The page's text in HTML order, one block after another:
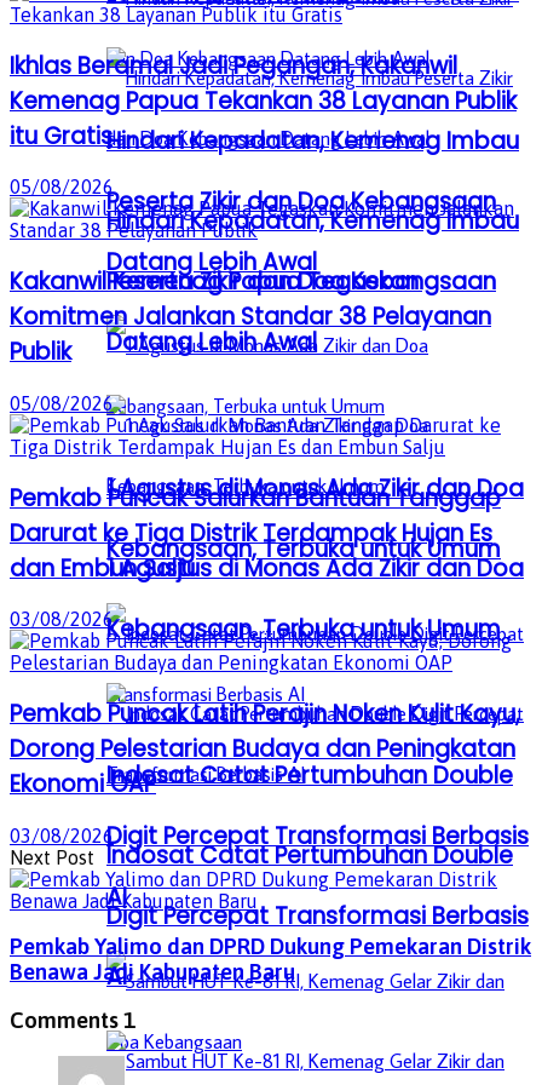
Hindari Kepadatan, Kemenag Imbau
Peserta Zikir dan Doa Kebangsaan
Datang Lebih Awal
1 Agustus di Monas Ada Zikir dan Doa
Kebangsaan, Terbuka untuk Umum
Indosat Catat Pertumbuhan Double
Digit Percepat Transformasi Berbasis
AI
Hindari Kepadatan, Kemenag Imbau
Peserta Zikir dan Doa Kebangsaan
Datang Lebih Awal
1 Agustus di Monas Ada Zikir dan Doa
Kebangsaan, Terbuka untuk Umum
Indosat Catat Pertumbuhan Double
Digit Percepat Transformasi Berbasis
AI
Ikhlas Beramal Jadi Pegangan, Kakanwil
Kemenag Papua Tekankan 38 Layanan Publik
itu Gratis
05/08/2026
Kakanwil Kemenag Papua Tegaskan
Komitmen Jalankan Standar 38 Pelayanan
Publik
05/08/2026
Pemkab Puncak Salurkan Bantuan Tanggap
Darurat ke Tiga Distrik Terdampak Hujan Es
dan Embun Salju
03/08/2026
Pemkab Puncak Latih Perajin Noken Kulit Kayu,
Dorong Pelestarian Budaya dan Peningkatan
Ekonomi OAP
03/08/2026
Next Post
Pemkab Yalimo dan DPRD Dukung Pemekaran Distrik
Benawa Jadi Kabupaten Baru
Comments1